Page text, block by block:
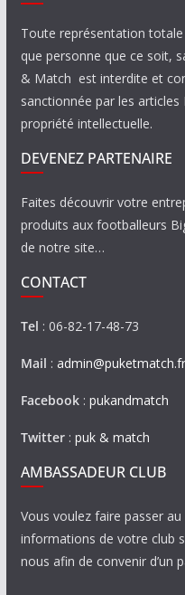
Toute représentation
que personne que ce soit,
& Match est interdite et
sanctionnée par les
propriété intellectuelle.
DEVENEZ PARTENAIRE
Faites découvrir votre
produits aux footballeurs
de notre site…
CONTACT
Tel : 06-82-17-48-73
Mail : admin@puketmatch.fr
Facebook: pukandmatch
Twitter: puk & match
AMBASSADEUR CLUB
Vous voulez faire passer
informations de votre club
nous afin de convenir d’un